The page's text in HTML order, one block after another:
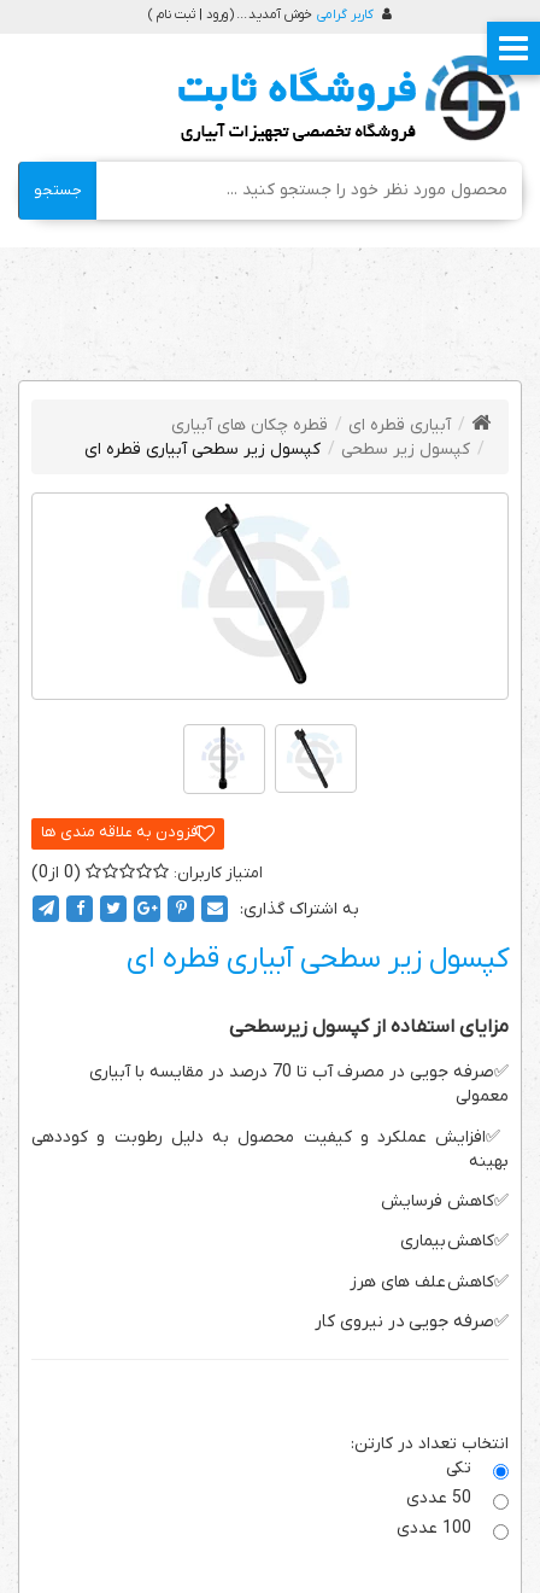
کاربر گرامی خوش آمدید ... (ورود | ثبت نام )
جستجو
آبیاری قطره ای
قطره چکان های آبیاری
کپسول زیر سطحی
کپسول زیر سطحی آبیاری قطره ای
0
0
به اشتراک گذاری:
کپسول زیر سطحی آبیاری قطره ای
مزایای استفاده از کپسول زیرسطحی
✅
صرفه جویی در مصرف آب تا 70 درصد در مقایسه با آبیاری
معمولی
✅افزایش عملکرد و کیفیت محصول به دلیل رطوبت و کوددهی
بهینه
✅کاهش فرسایش
✅کاهش بیماری
✅کاهش علف های هرز
✅صرفه جویی در نیروی کار
انتخاب تعداد در کارتن:
تکی